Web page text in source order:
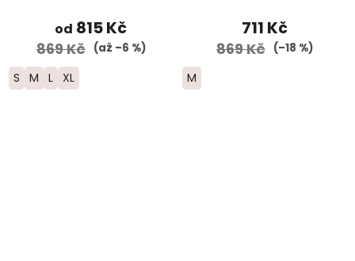
pánské -
modré/zelené
od 815 Kč
869 Kč (až –6 %)
S M L XL
711 Kč
869 Kč (–18 %)
M